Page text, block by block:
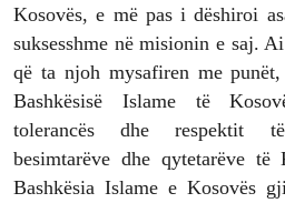
Kosovës, e më pas i dëshiroi
suksesshme në misionin e saj.
që ta njoh mysafiren me
Bashkësisë Islame të
tolerancës dhe respektit
besimtarëve dhe qytetarëve
Bashkësia Islame e Kosovës